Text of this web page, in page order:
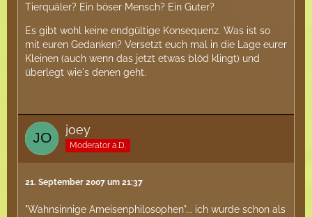
Tierquäler? Ein böser Mensch? Ein Guter?
Es gibt wohl keine endgültige Konsequenz. Was ist so
mit euren Gedanken? Versetzt euch mal in die Lage eurer
Kleinen (auch wenn das jetzt etwas blöd klingt) und
überlegt wie's denen geht.
joey
Moderator a.D.
21. September 2007 um 21:37
"Wahnsinnige Ameisenphilosophen"... ich wurde schon als